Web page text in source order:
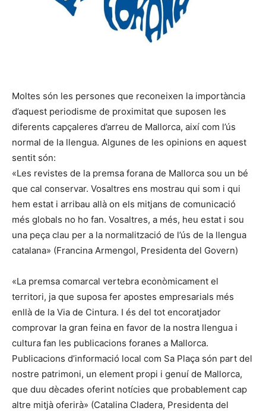
Moltes són les persones que reconeixen la importància
d’aquest periodisme de proximitat que suposen les
diferents capçaleres d’arreu de Mallorca, així com l’ús
normal de la llengua. Algunes de les opinions en aquest
sentit són:
«Les revistes de la premsa forana de Mallorca sou un bé
que cal conservar. Vosaltres ens mostrau qui som i qui
hem estat i arribau allà on els mitjans de comunicació
més globals no ho fan. Vosaltres, a més, heu estat i sou
una peça clau per a la normalització de l’ús de la llengua
catalana» (Francina Armengol, Presidenta del Govern)
«La premsa comarcal vertebra econòmicament el
territori, ja que suposa fer apostes empresarials més
enllà de la Via de Cintura. I és del tot encoratjador
comprovar la gran feina en favor de la nostra llengua i
cultura fan les publicacions foranes a Mallorca.
Publicacions d’informació local com Sa Plaça són part del
nostre patrimoni, un element propi i genuí de Mallorca,
que duu dècades oferint notícies que probablement cap
altre mitjà oferirà» (Catalina Cladera, Presidenta del